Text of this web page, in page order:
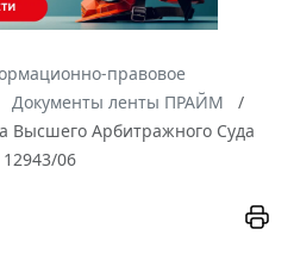
правовое
Документы ленты ПРАЙМ
Высшего Арбитражного Суда
06